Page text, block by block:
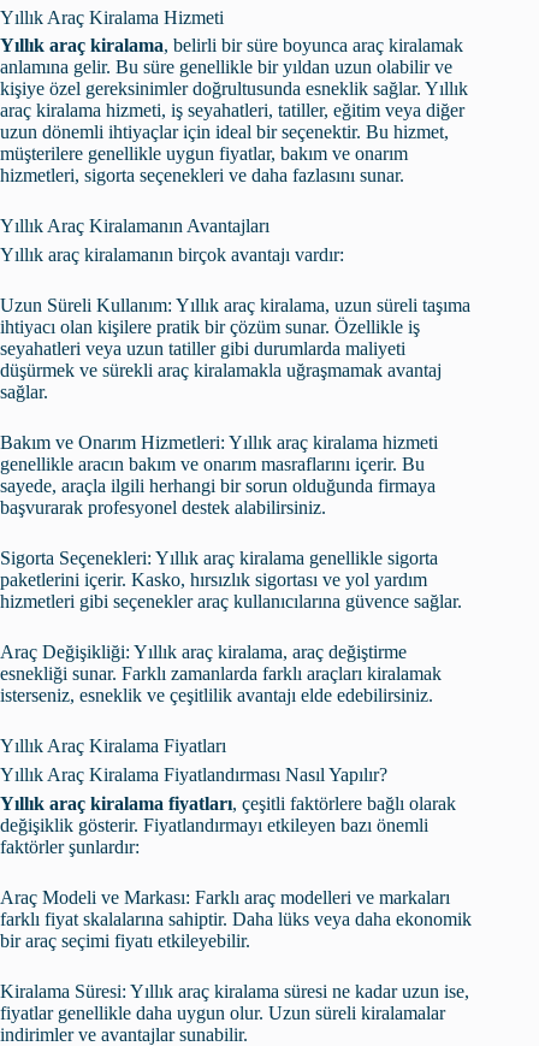
Yıllık Araç Kiralama Hizmeti
Yıllık araç kiralama, belirli bir süre boyunca araç kiralamak
anlamına gelir. Bu süre genellikle bir yıldan uzun olabilir ve
kişiye özel gereksinimler doğrultusunda esneklik sağlar. Yıllık
araç kiralama hizmeti, iş seyahatleri, tatiller, eğitim veya diğer
uzun dönemli ihtiyaçlar için ideal bir seçenektir. Bu hizmet,
müşterilere genellikle uygun fiyatlar, bakım ve onarım
hizmetleri, sigorta seçenekleri ve daha fazlasını sunar.
Yıllık Araç Kiralamanın Avantajları
Yıllık araç kiralamanın birçok avantajı vardır:
Uzun Süreli Kullanım: Yıllık araç kiralama, uzun süreli taşıma
ihtiyacı olan kişilere pratik bir çözüm sunar. Özellikle iş
seyahatleri veya uzun tatiller gibi durumlarda maliyeti
düşürmek ve sürekli araç kiralamakla uğraşmamak avantaj
sağlar.
Bakım ve Onarım Hizmetleri: Yıllık araç kiralama hizmeti
genellikle aracın bakım ve onarım masraflarını içerir. Bu
sayede, araçla ilgili herhangi bir sorun olduğunda firmaya
başvurarak profesyonel destek alabilirsiniz.
Sigorta Seçenekleri: Yıllık araç kiralama genellikle sigorta
paketlerini içerir. Kasko, hırsızlık sigortası ve yol yardım
hizmetleri gibi seçenekler araç kullanıcılarına güvence sağlar.
Araç Değişikliği: Yıllık araç kiralama, araç değiştirme
esnekliği sunar. Farklı zamanlarda farklı araçları kiralamak
isterseniz, esneklik ve çeşitlilik avantajı elde edebilirsiniz.
Yıllık Araç Kiralama Fiyatları
Yıllık Araç Kiralama Fiyatlandırması Nasıl Yapılır?
Yıllık araç kiralama fiyatları, çeşitli faktörlere bağlı olarak
değişiklik gösterir. Fiyatlandırmayı etkileyen bazı önemli
faktörler şunlardır:
Araç Modeli ve Markası: Farklı araç modelleri ve markaları
farklı fiyat skalalarına sahiptir. Daha lüks veya daha ekonomik
bir araç seçimi fiyatı etkileyebilir.
Kiralama Süresi: Yıllık araç kiralama süresi ne kadar uzun ise,
fiyatlar genellikle daha uygun olur. Uzun süreli kiralamalar
indirimler ve avantajlar sunabilir.